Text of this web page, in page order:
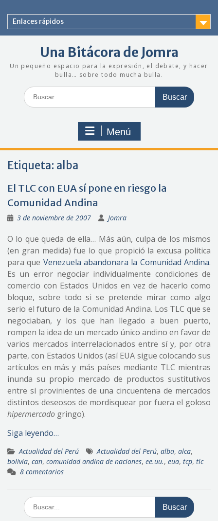
contenido
Enlaces rápidos
Una Bitácora de Jomra
Un pequeño espacio para la expresión, el debate, y hacer
bulla… sobre todo mucha bulla.
Buscar:
Menú
Etiqueta: alba
El TLC con EUA sí pone en riesgo la
Comunidad Andina
3 de noviembre de 2007 Jomra
O lo que queda de ella… Más aún, culpa de los mismos
(en gran medida) fue lo que propició la excusa política
para que Venezuela abandonara la Comunidad Andina.
Es un error negociar individualmente condiciones de
comercio con Estados Unidos en vez de hacerlo como
bloque, sobre todo si se pretende mirar como algo
serio el futuro de la Comunidad Andina. Los TLC que se
negociaban, y los que han llegado a buen puerto,
rompen la idea de un mercado único andino en favor de
varios mercados interrelacionados entre sí y, por otra
parte, con Estados Unidos (así EUA sigue colocando sus
artículos en más y más países mediante TLC mientras
inunda su propio mercado de productos sustitutivos
entre sí provinientes de una cincuentena de mercados
distintos deseosos de mordisquear por fuera el goloso
hipermercado gringo).
Siga leyendo…
Actualidad del Perú Actualidad del Perú, alba, alca,
bolivia, can, comunidad andina de naciones, ee.uu., eua, tcp, tlc
8 comentarios
Buscar: